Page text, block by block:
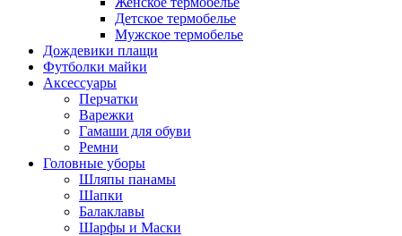
Детское термобелье
Мужское термобелье
Дождевики плащи
Футболки майки
Аксессуары
Перчатки
Варежки
Гамаши для обуви
Ремни
Головные уборы
Шляпы панамы
Шапки
Балаклавы
Шарфы и Маски